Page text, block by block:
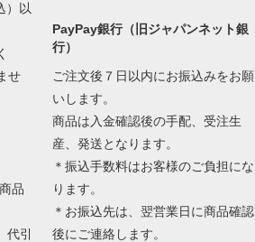
）以
せ
品
引
PayPay銀行（旧ジャパンネット銀
行）
ご注文後７日以内にお振込みをお願
いします。
商品は入金確認後の手配、受注生
産、発送となります。
＊振込手数料はお客様のご負担にな
ります。
＊お振込先は、翌営業日に商品確認
後にご連絡します。